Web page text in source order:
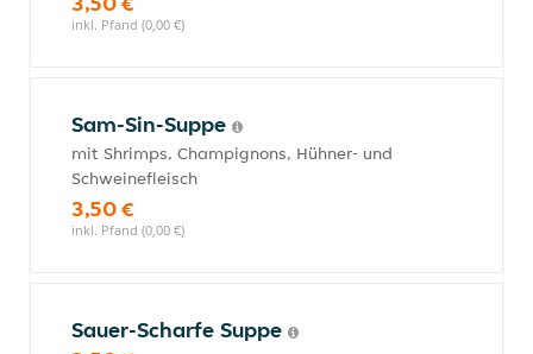
inkl. Pfand (0,00 €)
Sam-Sin-Suppe
mit Shrimps, Champignons, Hühner- und
Schweinefleisch
3,50 €
inkl. Pfand (0,00 €)
Sauer-Scharfe Suppe